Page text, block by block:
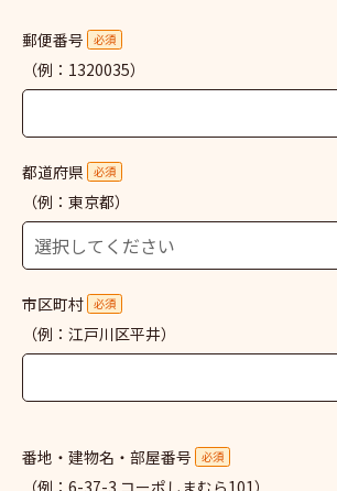
郵便番号 必須
（例：1320035）
都道府県 必須
（例：東京都）
市区町村 必須
（例：江戸川区平井）
番地・建物名・部屋番号 必須
（例：6-37-3 コーポしまむら101）